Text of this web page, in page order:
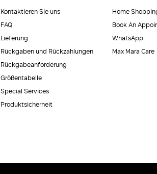
Kontaktieren Sie uns
FAQ
Lieferung
Rückgaben und Rückzahlungen
Rückgabeanforderung
Größentabelle
Special Services
Produktsicherheit
Home
Book An
WhatsApp
Max Mara Care